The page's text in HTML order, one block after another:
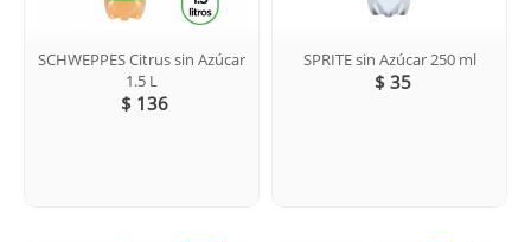
SCHWEPPES Citrus sin Azúcar
1.5 L
$ 136
SPRITE sin Azúcar 250 ml
$ 35